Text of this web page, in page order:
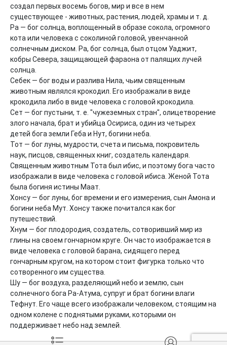
создал первых восемь богов, мир и все в нем
существующее - животных, растения, людей, храмы и т. д.
Ра — бог солнца, воплощенный в образе сокола, огромного
кота или человека с соколиной головой, увенчанной
солнечным диском. Ра, бог солнца, был отцом Уаджит,
кобры Севера, защищающей фараона от палящих лучей
солнца.
Себек — бог воды и разлива Нила, чьим священным
животным являлся крокодил. Его изображали в виде
крокодила либо в виде человека с головой крокодила.
Сет — бог пустыни, т. е. "чужеземных стран", олицетворение
злого начала, брат и убийца Осириса, один из четырех
детей бога земли Геба и Нут, богини неба.
Тот — бог луны, мудрости, счета и письма, покровитель
наук, писцов, священных книг, создатель календаря.
Священным животным Тота был ибис, и поэтому бога часто
изображали в виде человека с головой ибиса. Женой Тота
была богиня истины Маат.
Хонсу — бог луны, бог времени и его измерения, сын Амона и
богини неба Мут. Хонсу также почитался как бог
путешествий.
Хнум — бог плодородия, создатель, сотворивший мир из
глины на своем гончарном круге. Он часто изображается в
виде человека с головой барана, сидящего перед
гончарным кругом, на котором стоит фигурка только что
сотворенного им существа.
Шу — бог воздуха, разделяющий небо и землю, сын
солнечного бога Ра-Атума, супруг и брат богини влаги
Тефнут. Его чаще всего изображали человеком, стоящим на
одном колене с поднятыми руками, которыми он
поддерживает небо над землей.